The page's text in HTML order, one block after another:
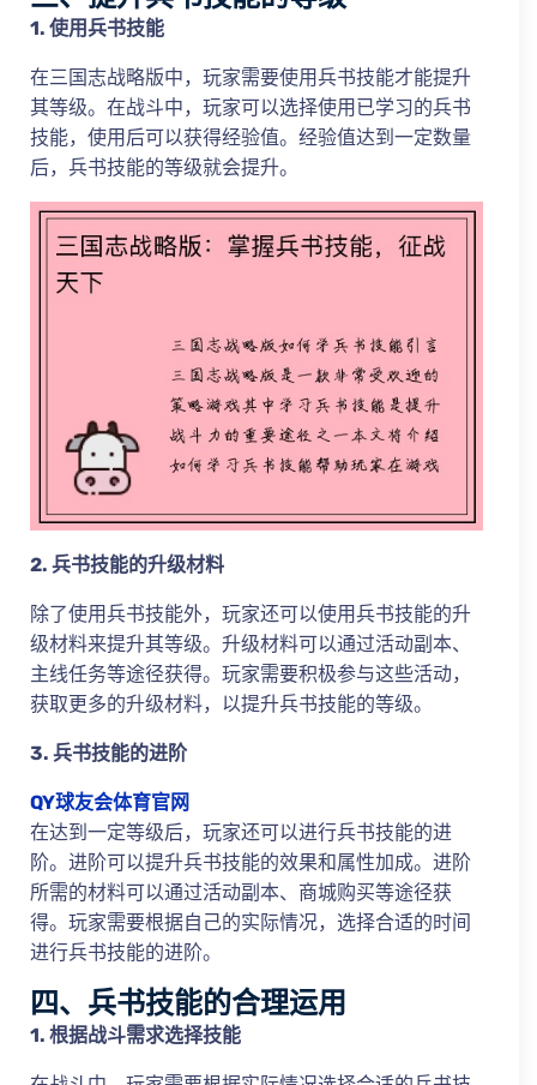
1. 使用兵书技能
在三国志战略版中，玩家需要使用兵书技能才能提升
其等级。在战斗中，玩家可以选择使用已学习的兵书
技能，使用后可以获得经验值。经验值达到一定数量
后，兵书技能的等级就会提升。
2. 兵书技能的升级材料
除了使用兵书技能外，玩家还可以使用兵书技能的升
级材料来提升其等级。升级材料可以通过活动副本、
主线任务等途径获得。玩家需要积极参与这些活动，
获取更多的升级材料，以提升兵书技能的等级。
3. 兵书技能的进阶
QY球友会体育官网
在达到一定等级后，玩家还可以进行兵书技能的进
阶。进阶可以提升兵书技能的效果和属性加成。进阶
所需的材料可以通过活动副本、商城购买等途径获
得。玩家需要根据自己的实际情况，选择合适的时间
进行兵书技能的进阶。
四、兵书技能的合理运用
1. 根据战斗需求选择技能